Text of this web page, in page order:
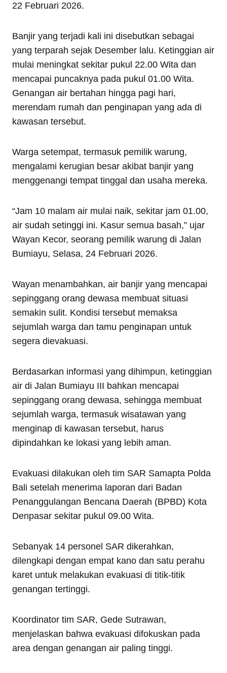
22 Februari 2026.
Banjir yang terjadi kali ini disebutkan sebagai
yang terparah sejak Desember lalu. Ketinggian air
mulai meningkat sekitar pukul 22.00 Wita dan
mencapai puncaknya pada pukul 01.00 Wita.
Genangan air bertahan hingga pagi hari,
merendam rumah dan penginapan yang ada di
kawasan tersebut.
Warga setempat, termasuk pemilik warung,
mengalami kerugian besar akibat banjir yang
menggenangi tempat tinggal dan usaha mereka.
“Jam 10 malam air mulai naik, sekitar jam 01.00,
air sudah setinggi ini. Kasur semua basah,” ujar
Wayan Kecor, seorang pemilik warung di Jalan
Bumiayu, Selasa, 24 Februari 2026.
Wayan menambahkan, air banjir yang mencapai
sepinggang orang dewasa membuat situasi
semakin sulit. Kondisi tersebut memaksa
sejumlah warga dan tamu penginapan untuk
segera dievakuasi.
Berdasarkan informasi yang dihimpun, ketinggian
air di Jalan Bumiayu III bahkan mencapai
sepinggang orang dewasa, sehingga membuat
sejumlah warga, termasuk wisatawan yang
menginap di kawasan tersebut, harus
dipindahkan ke lokasi yang lebih aman.
Evakuasi dilakukan oleh tim SAR Samapta Polda
Bali setelah menerima laporan dari Badan
Penanggulangan Bencana Daerah (BPBD) Kota
Denpasar sekitar pukul 09.00 Wita.
Sebanyak 14 personel SAR dikerahkan,
dilengkapi dengan empat kano dan satu perahu
karet untuk melakukan evakuasi di titik-titik
genangan tertinggi.
Koordinator tim SAR, Gede Sutrawan,
menjelaskan bahwa evakuasi difokuskan pada
area dengan genangan air paling tinggi.